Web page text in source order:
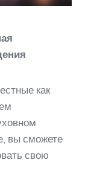
как
вы сможете
свою